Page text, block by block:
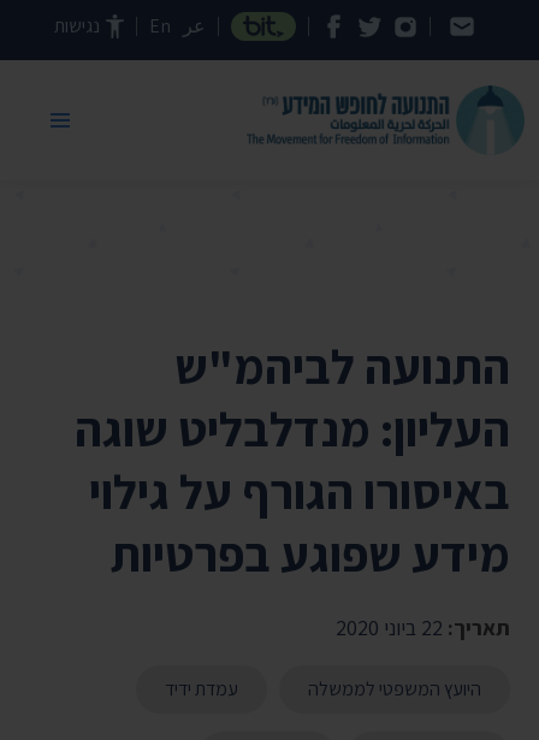
דילוג לתוכן העמוד عر En נגישות
התנועה לביהמ"ש
העליון: מנדלבליט שוגה
באיסורו הגורף על גילוי
מידע שפוגע בפרטיות
תאריך:
היועץ המשפטי לממשלה עמדת ידיד